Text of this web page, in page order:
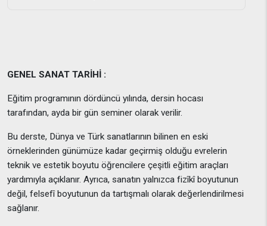
GENEL SANAT TARİHİ :
Eğitim programının dördüncü yılında, dersin hocası
tarafından, ayda bir gün seminer olarak verilir.
Bu derste, Dünya ve Türk sanatlarının bilinen en eski
örneklerinden günümüze kadar geçirmiş olduğu evrelerin
teknik ve estetik boyutu öğrencilere çeşitli eğitim araçları
yardımıyla açıklanır. Ayrıca, sanatın yalnızca fizîkî boyutunun
değil, felsefî boyutunun da tartışmalı olarak değerlendirilmesi
sağlanır.